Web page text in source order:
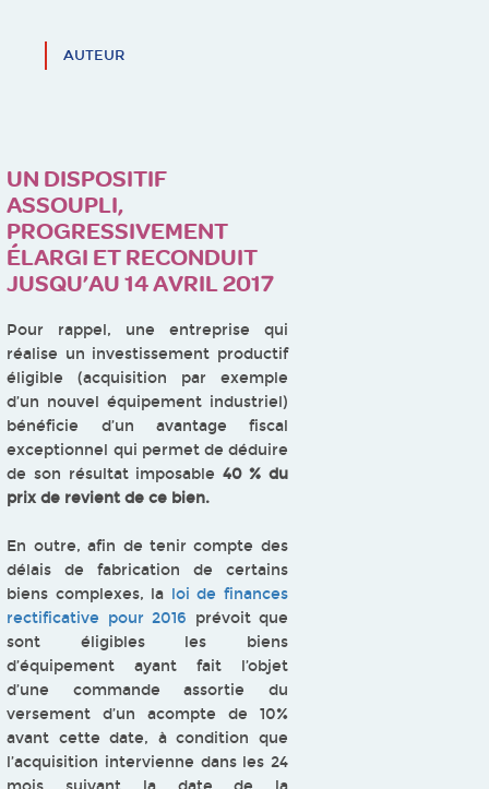
AUTEUR
UN DISPOSITIF
ASSOUPLI,
PROGRESSIVEMENT
ÉLARGI ET RECONDUIT
JUSQU’AU 14 AVRIL 2017
Pour rappel, une entreprise qui
réalise un investissement productif
éligible (acquisition par exemple
d’un nouvel équipement industriel)
bénéficie d’un avantage fiscal
exceptionnel qui permet de déduire
de son résultat imposable 40 % du
prix de revient de ce bien.
En outre, afin de tenir compte des
délais de fabrication de certains
biens complexes, la loi de finances
rectificative pour 2016 prévoit que
sont éligibles les biens
d’équipement ayant fait l’objet
d’une commande assortie du
versement d’un acompte de 10%
avant cette date, à condition que
l’acquisition intervienne dans les 24